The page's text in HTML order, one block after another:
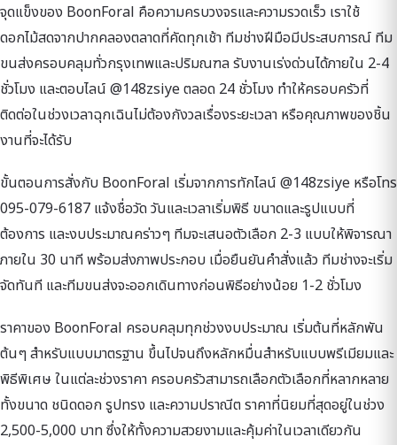
จุดแข็งของ BoonForal คือความครบวงจรและความรวดเร็ว เราใช้
ดอกไม้สดจากปากคลองตลาดที่คัดทุกเช้า ทีมช่างฝีมือมีประสบการณ์ ทีม
ขนส่งครอบคลุมทั่วกรุงเทพและปริมณฑล รับงานเร่งด่วนได้ภายใน 2-4
ชั่วโมง และตอบไลน์ @148zsiye ตลอด 24 ชั่วโมง ทำให้ครอบครัวที่
ติดต่อในช่วงเวลาฉุกเฉินไม่ต้องกังวลเรื่องระยะเวลา หรือคุณภาพของชิ้น
งานที่จะได้รับ
ขั้นตอนการสั่งกับ BoonForal เริ่มจากการทักไลน์ @148zsiye หรือโทร
095-079-6187 แจ้งชื่อวัด วันและเวลาเริ่มพิธี ขนาดและรูปแบบที่
ต้องการ และงบประมาณคร่าวๆ ทีมจะเสนอตัวเลือก 2-3 แบบให้พิจารณา
ภายใน 30 นาที พร้อมส่งภาพประกอบ เมื่อยืนยันคำสั่งแล้ว ทีมช่างจะเริ่ม
จัดทันที และทีมขนส่งจะออกเดินทางก่อนพิธีอย่างน้อย 1-2 ชั่วโมง
ราคาของ BoonForal ครอบคลุมทุกช่วงงบประมาณ เริ่มต้นที่หลักพัน
ต้นๆ สำหรับแบบมาตรฐาน ขึ้นไปจนถึงหลักหมื่นสำหรับแบบพรีเมียมและ
พิธีพิเศษ ในแต่ละช่วงราคา ครอบครัวสามารถเลือกตัวเลือกที่หลากหลาย
ทั้งขนาด ชนิดดอก รูปทรง และความปราณีต ราคาที่นิยมที่สุดอยู่ในช่วง
2,500-5,000 บาท ซึ่งให้ทั้งความสวยงามและคุ้มค่าในเวลาเดียวกัน